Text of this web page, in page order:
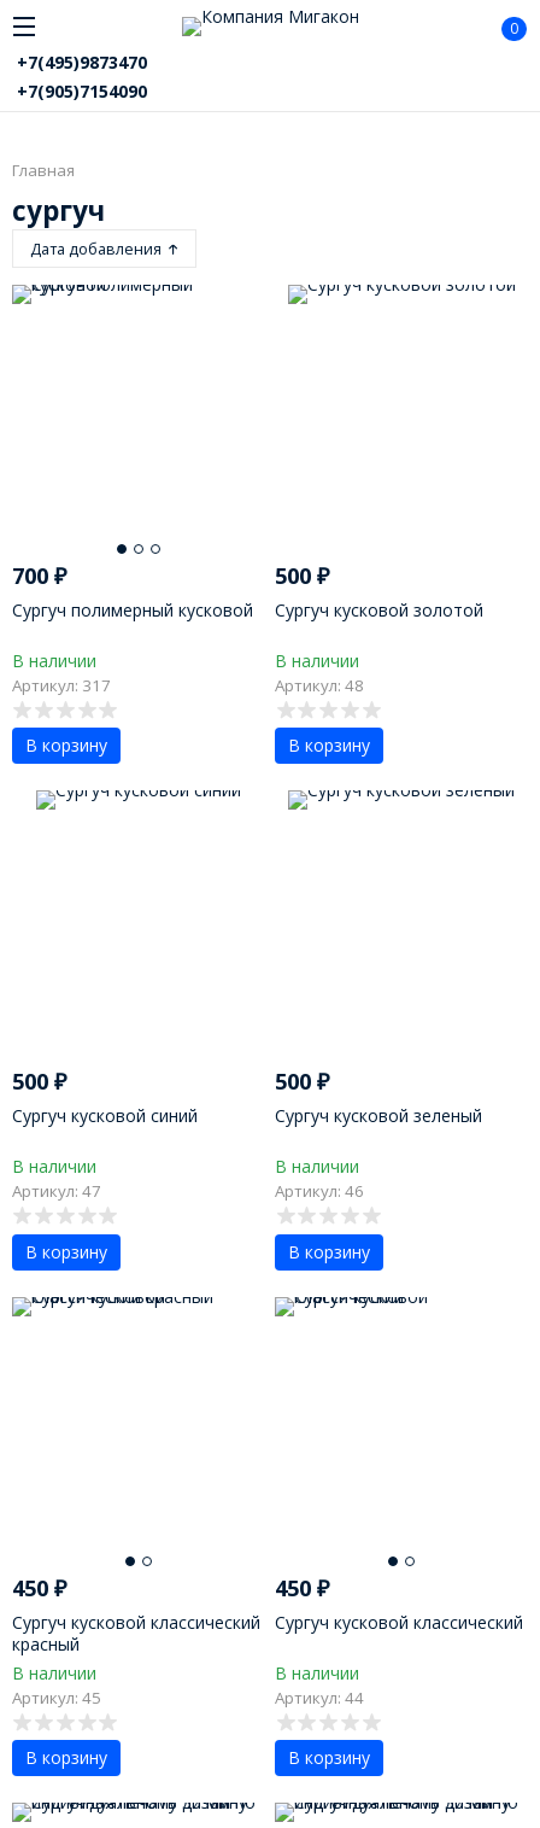
0
+7(495)9873470
+7(905)7154090
Главная
сургуч
Дата добавления
700 ₽
Сургуч полимерный кусковой
В наличии
Артикул: 317
В корзину
500₽
Сургуч кусковой золотой
В наличии
Артикул: 48
В корзину
500 ₽
Сургуч кусковой синий
В наличии
Артикул: 47
В корзину
500₽
Сургуч кусковой зеленый
В наличии
Артикул: 46
В корзину
450 ₽
Сургуч кусковой классический
красный
В наличии
Артикул: 45
В корзину
450₽
Сургуч кусковой классический
В наличии
Артикул: 44
В корзину